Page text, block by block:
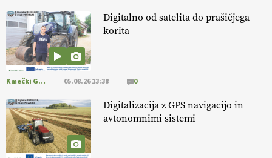
[EKOloško = LOGIČNO
prilagojene sorte
so temelj uspešne ekološke pridelave.
https://t.co/OQSsax7l8V @EUAgri #IMCAP #CAP
https://t.co/PAL0zlhVia
[EKOloško = LOGIČNO
aronije
v dobrem desetletju zrasla v uspešno kmetijsko in
podjetniško zgodbo.
Digitalno od satelita do prašičjega
korita
Kmečki Glas 05.08.26 13:38 0
Digitalizacija z GPS navigacijo in
avtonomnimi sistemi